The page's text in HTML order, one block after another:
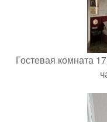
Гостевая комната